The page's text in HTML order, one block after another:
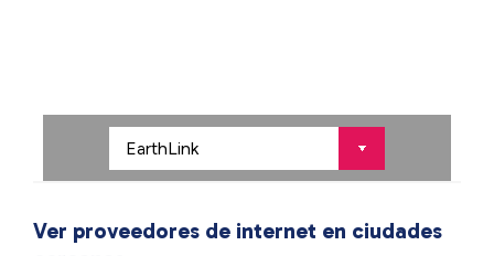
Ver proveedores de internet en ciudades